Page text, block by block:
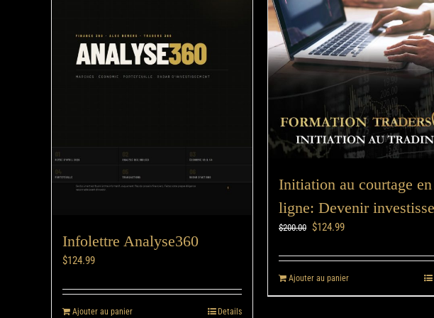
Infolettre Analyse360
$124.99
Ajouter au panier Details
Initiation au courtage en
ligne: Devenir
$200.00 $124.99
Ajouter au panier